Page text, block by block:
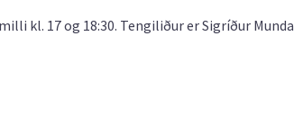
kl. 17 og 18:30. Tengiliður er Sigríður Munda